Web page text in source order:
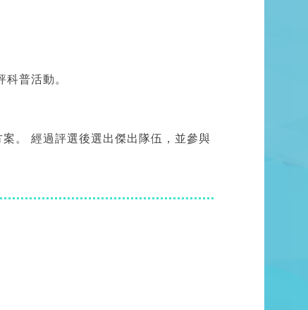
普活動。
。 經過評選後選出傑出隊伍，並參與